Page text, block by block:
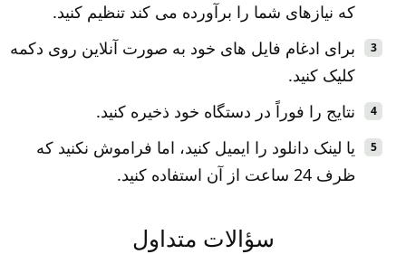
که نیازهای شما را برآورده می کند تنظیم کنید.
برای ادغام فایل های خود به صورت آنلاین روی دکمه
کلیک کنید.
نتایج را فوراً در دستگاه خود ذخیره کنید.
یا لینک دانلود را ایمیل کنید، اما فراموش نکنید که
ظرف 24 ساعت از آن استفاده کنید.
سؤالات متداول